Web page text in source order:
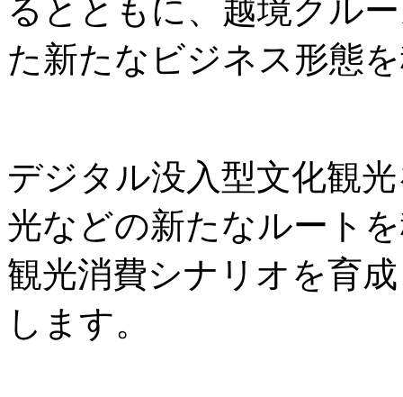
るとともに、越境クル
た新たなビジネス形態
デジタル没入型文化観
光などの新たなルート
観光消費シナリオを育
します。